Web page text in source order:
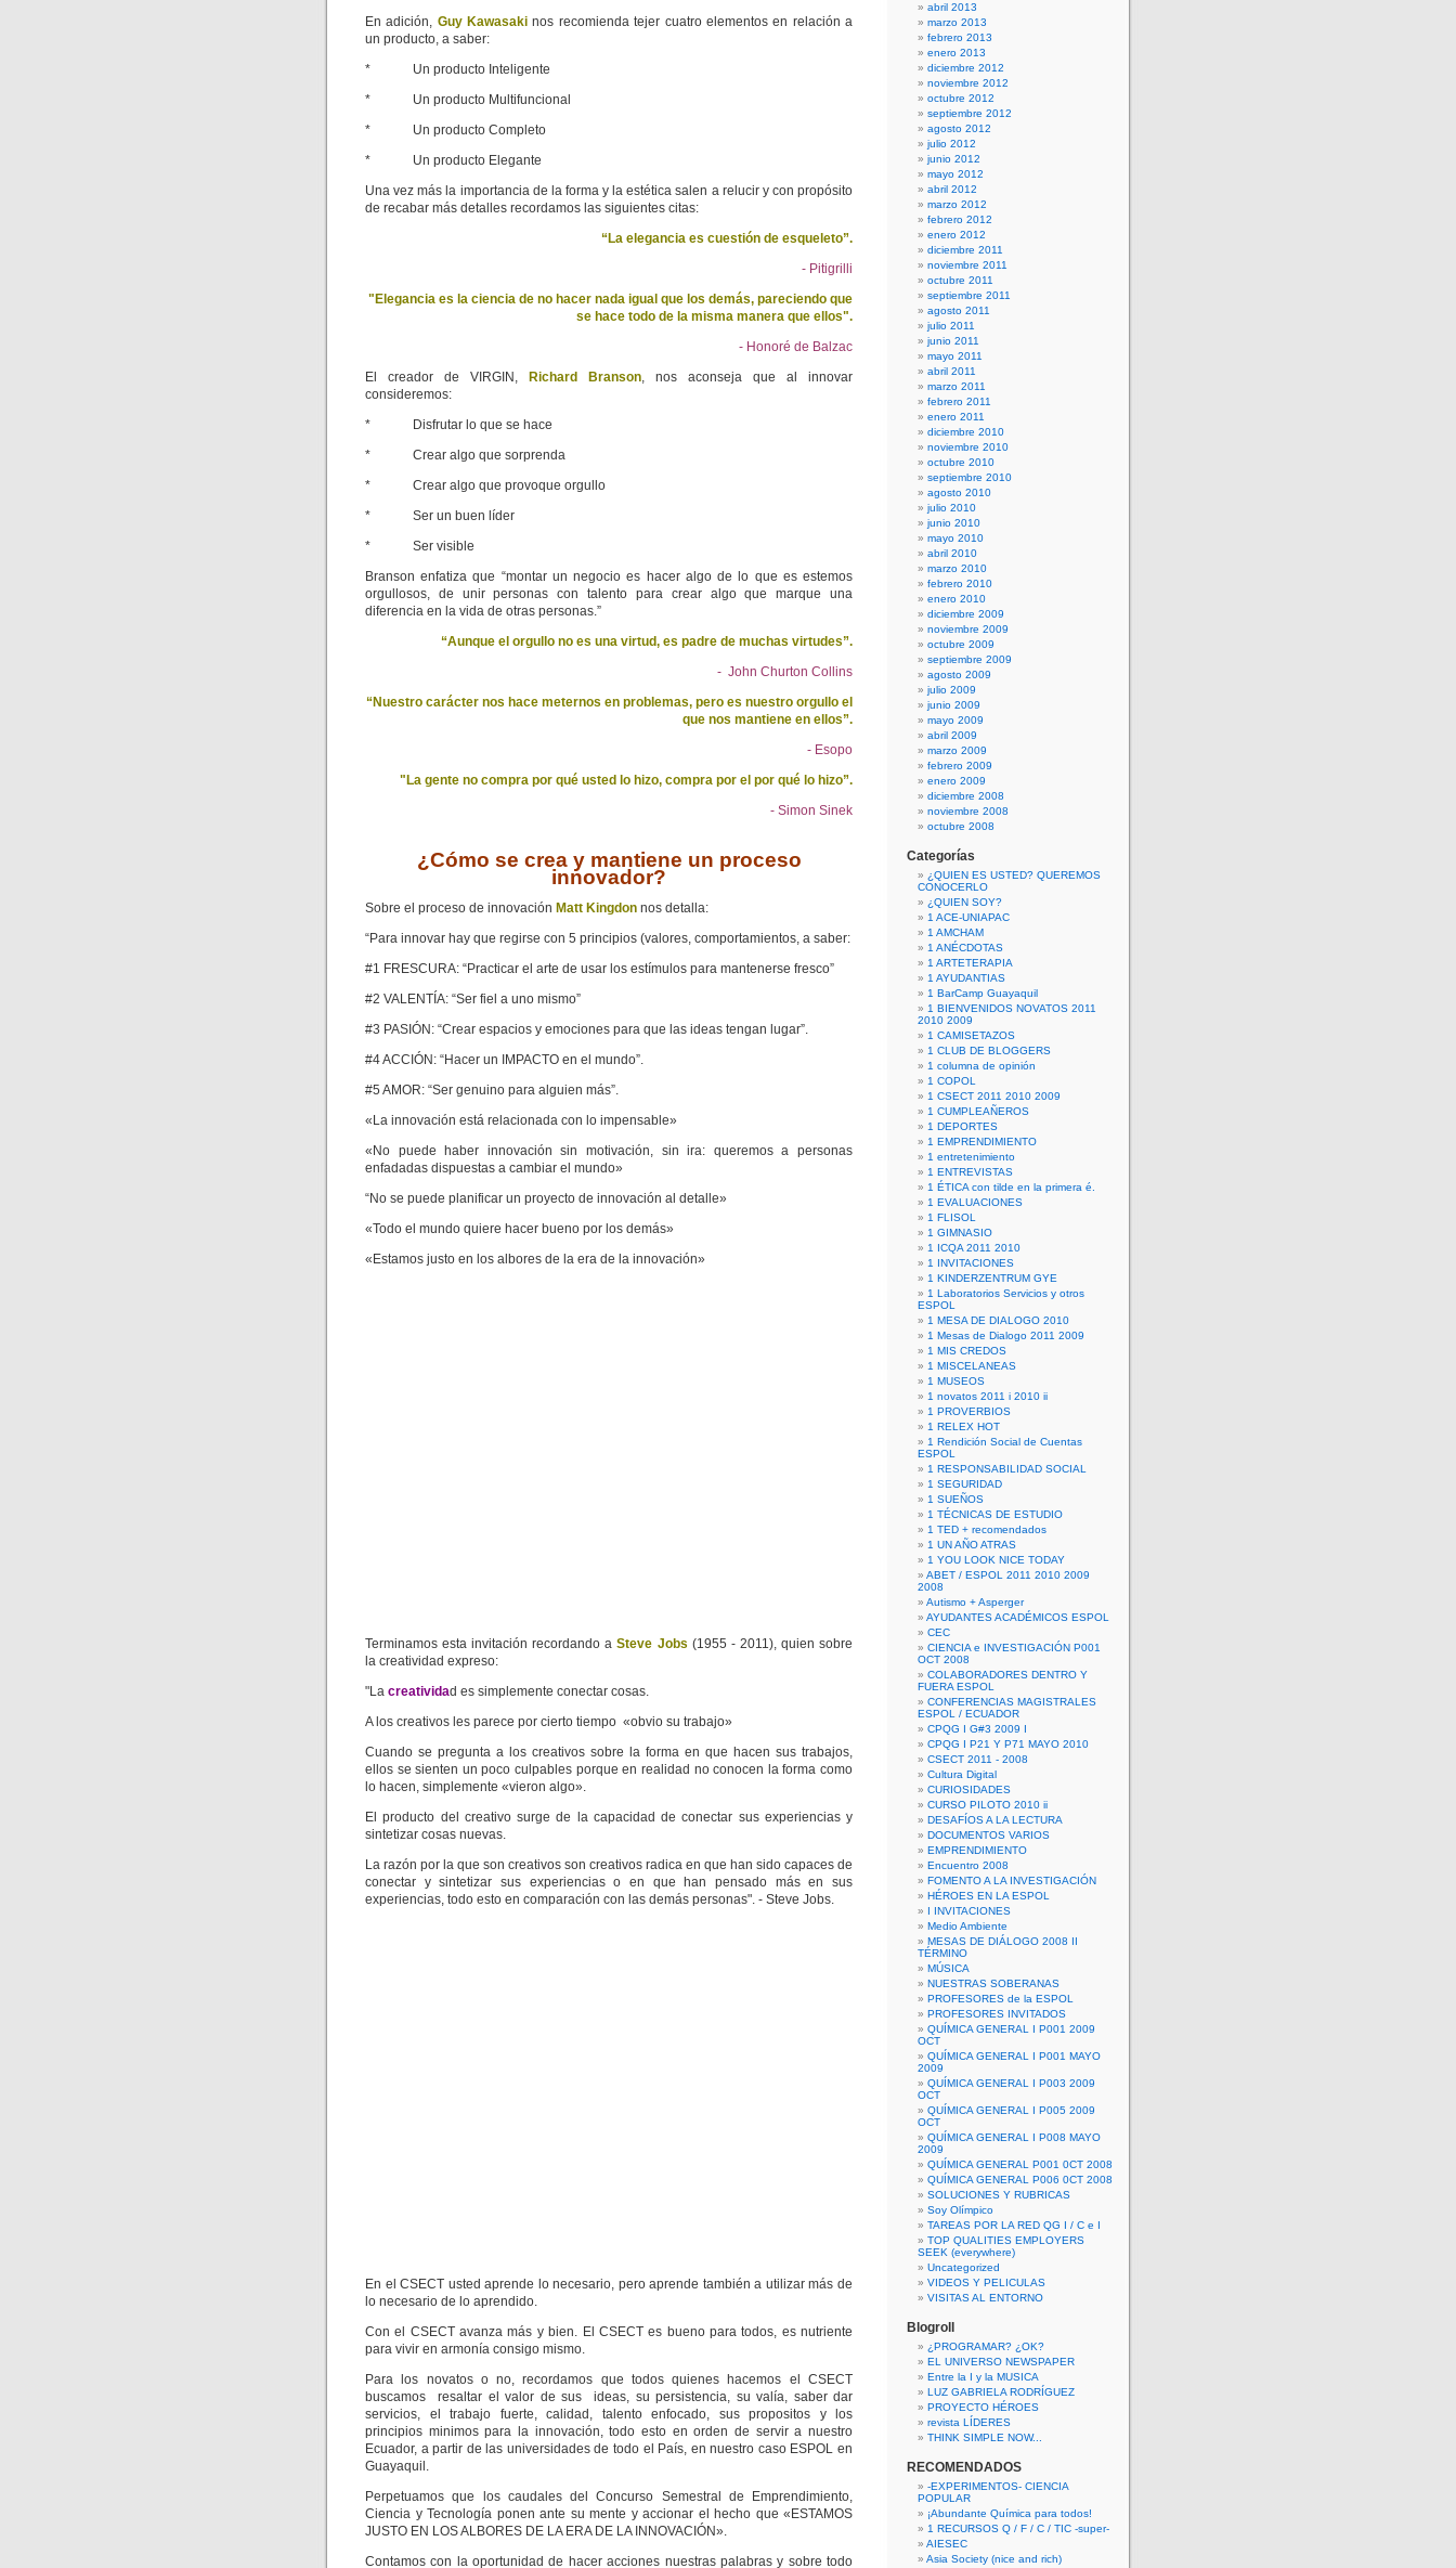
En adición, Guy Kawasaki nos recomienda tejer cuatro elementos en relación a
un producto, a saber:
* Un producto Inteligente
* Un producto Multifuncional
* Un producto Completo
* Un producto Elegante
Una vez más la importancia de la forma y la estética salen a relucir y con propósito
de recabar más detalles recordamos las siguientes citas:
“La elegancia es cuestión de esqueleto”.
- Pitigrilli
"Elegancia es la ciencia de no hacer nada igual que los demás, pareciendo que
se hace todo de la misma manera que ellos".
- Honoré de Balzac
El creador de VIRGIN,
Richard Branson, nos aconseja que al innovar
consideremos:
* Disfrutar lo que se hace
* Crear algo que sorprenda
* Crear algo que provoque orgullo
* Ser un buen líder
* Ser visible
Branson enfatiza que “montar un negocio es hacer algo de lo que es estemos
orgullosos, de unir personas con talento para crear algo que marque una
diferencia en la vida de otras personas.”
“Aunque el orgullo no es una virtud, es padre de muchas virtudes”.
- John Churton Collins
“Nuestro carácter nos hace meternos en problemas, pero es nuestro orgullo el
que nos mantiene en ellos”.
- Esopo
"La gente no compra por qué usted lo hizo, compra por el por qué lo hizo”.
- Simon Sinek
¿Cómo se crea y mantiene un proceso
innovador?
Sobre el proceso de innovación Matt Kingdon nos detalla:
“Para innovar hay que regirse con 5 principios (valores, comportamientos, a saber:
#1 FRESCURA: “Practicar el arte de usar los estímulos para mantenerse fresco”
#2 VALENTÍA: “Ser fiel a uno mismo”
#3 PASIÓN: “Crear espacios y emociones para que las ideas tengan lugar”.
#4 ACCIÓN: “Hacer un IMPACTO en el mundo”.
#5 AMOR: “Ser genuino para alguien más”.
«La innovación está relacionada con lo impensable»
«No puede haber innovación sin motivación, sin ira: queremos a personas
enfadadas dispuestas a cambiar el mundo»
“No se puede planificar un proyecto de innovación al detalle»
«Todo el mundo quiere hacer bueno por los demás»
«Estamos justo en los albores de la era de la innovación»
Terminamos esta invitación recordando aSteve Jobs (1955 - 2011), quien sobre
la creatividad expreso:
"La creatividad es simplemente conectar cosas.
A los creativos les parece por cierto tiempo «obvio su trabajo»
Cuando se pregunta a los creativos sobre la forma en que hacen sus trabajos,
ellos se sienten un poco culpables porque en realidad no conocen la forma como
lo hacen, simplemente «vieron algo».
El producto del creativo surge de la capacidad de conectar sus experiencias y
sintetizar cosas nuevas.
La razón por la que son creativos son creativos radica en que han sido capaces de
conectar y sintetizar sus experiencias o en que han pensado más en sus
experiencias, todo esto en comparación con las demás personas". - Steve Jobs.
En el CSECT usted aprende lo necesario, pero aprende también a utilizar más de
lo necesario de lo aprendido.
Con el CSECT avanza más y bien. El CSECT es bueno para todos, es nutriente
para vivir en armonía consigo mismo.
Para los novatos o no, recordamos que todos quienes hacemos el CSECT
buscamos resaltar el valor de sus ideas, su persistencia, su valía, saber dar
servicios, el trabajo fuerte, calidad, talento enfocado, sus propositos y los
principios minimos para la innovación, todo esto en orden de servir a nuestro
Ecuador, a partir de las universidades de todo el País, en nuestro caso ESPOL en
Guayaquil.
Perpetuamos que los caudales del Concurso Semestral de Emprendimiento,
Ciencia y Tecnología ponen ante su mente y accionar el hecho que «ESTAMOS
JUSTO EN LOS ALBORES DE LA ERA DE LA INNOVACIÓN».
Contamos con la oportunidad de hacer acciones nuestras palabras y sobre todo
abril 2013
marzo 2013
febrero 2013
enero 2013
diciembre 2012
noviembre 2012
octubre 2012
septiembre 2012
agosto 2012
julio 2012
junio 2012
mayo 2012
abril 2012
marzo 2012
febrero 2012
enero 2012
diciembre 2011
noviembre 2011
octubre 2011
septiembre 2011
agosto 2011
julio 2011
junio 2011
mayo 2011
abril 2011
marzo 2011
febrero 2011
enero 2011
diciembre 2010
noviembre 2010
octubre 2010
septiembre 2010
agosto 2010
julio 2010
junio 2010
mayo 2010
abril 2010
marzo 2010
febrero 2010
enero 2010
diciembre 2009
noviembre 2009
octubre 2009
septiembre 2009
agosto 2009
julio 2009
junio 2009
mayo 2009
abril 2009
marzo 2009
febrero 2009
enero 2009
diciembre 2008
noviembre 2008
octubre 2008
Categorías
¿QUIEN ES USTED? QUEREMOS
CONOCERLO
¿QUIEN SOY?
1 ACE-UNIAPAC
1 AMCHAM
1 ANÉCDOTAS
1 ARTETERAPIA
1 AYUDANTIAS
1 BarCamp Guayaquil
1 BIENVENIDOS NOVATOS 2011
2010 2009
1 CAMISETAZOS
1 CLUB DE BLOGGERS
1 columna de opinión
1 COPOL
1 CSECT 2011 2010 2009
1 CUMPLEAÑEROS
1 DEPORTES
1 EMPRENDIMIENTO
1 entretenimiento
1 ENTREVISTAS
1 ÉTICA con tilde en la primera é.
1 EVALUACIONES
1 FLISOL
1 GIMNASIO
1 ICQA 2011 2010
1 INVITACIONES
1 KINDERZENTRUM GYE
1 Laboratorios Servicios y otros
ESPOL
1 MESA DE DIALOGO 2010
1 Mesas de Dialogo 2011 2009
1 MIS CREDOS
1 MISCELANEAS
1 MUSEOS
1 novatos 2011 i 2010 ii
1 PROVERBIOS
1 RELEX HOT
1 Rendición Social de Cuentas
ESPOL
1 RESPONSABILIDAD SOCIAL
1 SEGURIDAD
1 SUEÑOS
1 TÉCNICAS DE ESTUDIO
1 TED + recomendados
1 UN AÑO ATRAS
1 YOU LOOK NICE TODAY
ABET / ESPOL 2011 2010 2009
2008
Autismo + Asperger
AYUDANTES ACADÉMICOS ESPOL
CEC
CIENCIA e INVESTIGACIÓN P001
OCT 2008
COLABORADORES DENTRO Y
FUERA ESPOL
CONFERENCIAS MAGISTRALES
ESPOL / ECUADOR
CPQG I G#3 2009 I
CPQG I P21 Y P71 MAYO 2010
CSECT 2011 - 2008
Cultura Digital
CURIOSIDADES
CURSO PILOTO 2010 ii
DESAFÍOS A LA LECTURA
DOCUMENTOS VARIOS
EMPRENDIMIENTO
Encuentro 2008
FOMENTO A LA INVESTIGACIÓN
HÉROES EN LA ESPOL
I INVITACIONES
Medio Ambiente
MESAS DE DIÁLOGO 2008 II
TÉRMINO
MÚSICA
NUESTRAS SOBERANAS
PROFESORES de la ESPOL
PROFESORES INVITADOS
QUÍMICA GENERAL I P001 2009
OCT
QUÍMICA GENERAL I P001 MAYO
2009
QUÍMICA GENERAL I P003 2009
OCT
QUÍMICA GENERAL I P005 2009
OCT
QUÍMICA GENERAL I P008 MAYO
2009
QUÍMICA GENERAL P001 0CT 2008
QUÍMICA GENERAL P006 0CT 2008
SOLUCIONES Y RUBRICAS
Soy Olímpico
TAREAS POR LA RED QG I / C e I
TOP QUALITIES EMPLOYERS
SEEK (everywhere)
Uncategorized
VIDEOS Y PELICULAS
VISITAS AL ENTORNO
Blogroll
¿PROGRAMAR? ¿OK?
EL UNIVERSO NEWSPAPER
Entre la I y la MUSICA
LUZ GABRIELA RODRÍGUEZ
PROYECTO HÉROES
revista LÍDERES
THINK SIMPLE NOW...
RECOMENDADOS
-EXPERIMENTOS- CIENCIA
POPULAR
¡Abundante Química para todos!
1 RECURSOS Q / F / C / TIC -super-
AIESEC
Asia Society (nice and rich)